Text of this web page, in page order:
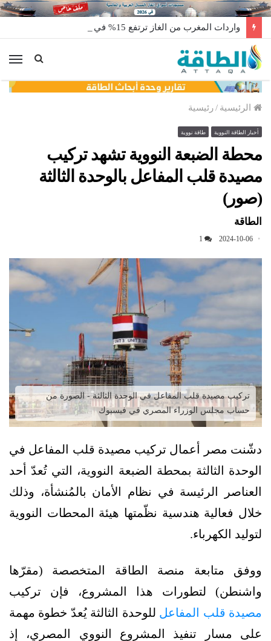
واردات المغرب من الغاز ترتفع 15% في شهر يوليو
الرئيسية /رئيسية
أخبار الطاقة النووية طاقة نووية
محطة الضبعة النووية تشهد تركيب
مصيدة قلب المفاعل بالوحدة الثالثة
(صور)
الطاقة
2024-10-06
1
تركيب مصيدة قلب المفاعل في الوحدة الثالثة - الصورة من
حساب مجلس الوزراء المصري في فيسبوك
دشّنت مصر أعمال تركيب مصيدة قلب المفاعل في
الوحدة الثالثة بمحطة الضبعة النووية، التي تُعدّ أحد
العناصر الرئيسة في نظام الأمان بالمُنشأة، وذلك
خلال فعالية هندسية نظّمتها هيئة المحطات النووية
لتوليد الكهرباء.
ووفق متابعة منصة الطاقة المتخصصة (مقرّها
واشنطن) لتطورات هذا المشروع، فإن تركيب
مصيدة قلب المفاعل للوحدة الثالثة يُعدّ خطوة مهمة
على مسار تنفيذ المشروع النووي المصري، إذ